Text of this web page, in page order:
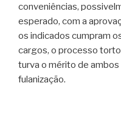
conveniências,
esperado, com a
os indicados cumpram
cargos, o processo
turva o mérito de
fulanização.